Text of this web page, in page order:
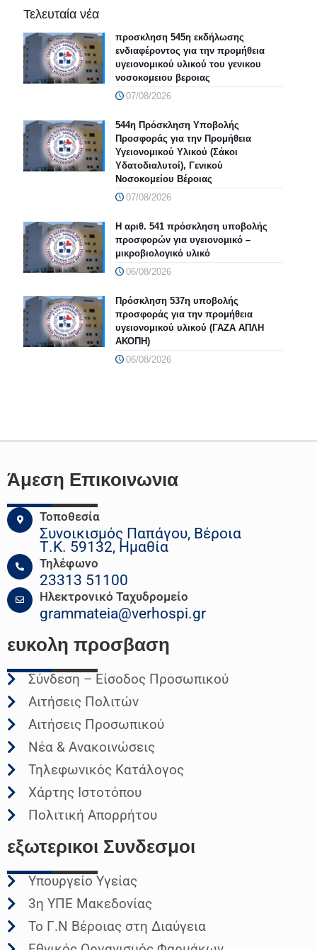
Τελευταία νέα
προσκληση 545η εκδήλωσης
ενδιαφέροντος για την προμήθεια
υγειονομικού υλικού του γενικου
νοσοκομειου βεροιας
07/08/2026
544η Πρόσκληση Υποβολής
Προσφοράς για την Προμήθεια
Υγειονομικού Υλικού (Σάκοι
Υδατοδιαλυτοί), Γενικού
Νοσοκομείου Βέροιας
07/08/2026
Η αριθ. 541 πρόσκληση υποβολής
προσφορών για υγειονομικό –
μικροβιολογικό υλικό
06/08/2026
Πρόσκληση 537η υποβολής
προσφοράς για την προμήθεια
υγειονομικού υλικού (ΓΑΖΑ ΑΠΛΗ
ΑΚΟΠΗ)
06/08/2026
Άμεση Επικοινωνια
Τοποθεσία
Συνοικισμός Παπάγου, Βέροια
Τ.Κ. 59132, Ημαθία
Τηλέφωνο
23313 51100
Ηλεκτρονικό Ταχυδρομείο
grammateia@verhospi.gr
ευκολη προσβαση
Σύνδεση – Είσοδος Προσωπικού
Αιτήσεις Πολιτών
Αιτήσεις Προσωπικού
Νέα & Ανακοινώσεις
Τηλεφωνικός Κατάλογος
Χάρτης Ιστοτόπου
Πολιτική Απορρήτου
εξωτερικοι Συνδεσμοι
Υπουργείο Υγείας
3η ΥΠΕ Μακεδονίας
Το Γ.Ν Βέροιας στη Διαύγεια